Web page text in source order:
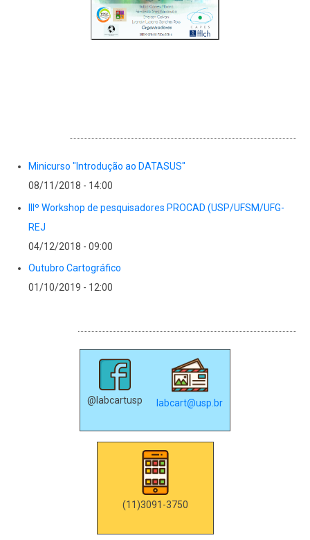
Minicurso "Introdução ao DATASUS"
08/11/2018 - 14:00
IIIº Workshop de pesquisadores PROCAD (USP/UFSM/UFG-
REJ
04/12/2018 - 09:00
Outubro Cartográfico
01/10/2019 - 12:00
@labcartusp labcart@usp.br
(11)3091-3750